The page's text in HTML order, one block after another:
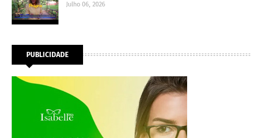
Julho 06, 2026
PUBLICIDADE